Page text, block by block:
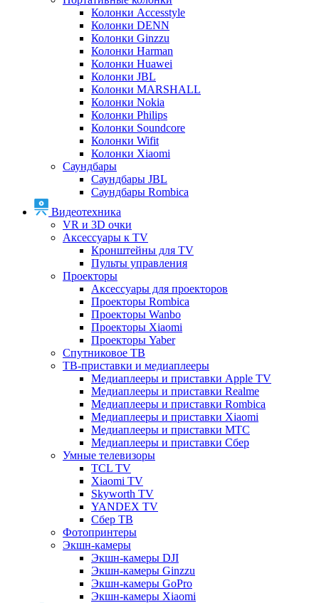
Колонки Accesstyle
Колонки DENN
Колонки Ginzzu
Колонки Harman
Колонки Huawei
Колонки JBL
Колонки MARSHALL
Колонки Nokia
Колонки Philips
Колонки Soundcore
Колонки Wifit
Колонки Xiaomi
Саундбары
Саундбары JBL
Саундбары Rombica
Видеотехника
VR и 3D очки
Аксессуары к TV
Кронштейны для TV
Пульты управления
Проекторы
Аксессуары для проекторов
Проекторы Rombica
Проекторы Wanbo
Проекторы Xiaomi
Проекторы Yaber
Спутниковое ТВ
ТВ-приставки и медиаплееры
Медиаплееры и приставки Apple TV
Медиаплееры и приставки Realme
Медиаплееры и приставки Rombica
Медиаплееры и приставки Xiaomi
Медиаплееры и приставки МТС
Медиаплееры и приставки Сбер
Умные телевизоры
TCL TV
Xiaomi TV
Skyworth TV
YANDEX TV
Сбер ТВ
Фотопринтеры
Экшн-камеры
Экшн-камеры DJI
Экшн-камеры Ginzzu
Экшн-камеры GoPro
Экшн-камеры Xiaomi